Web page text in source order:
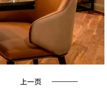
上一页